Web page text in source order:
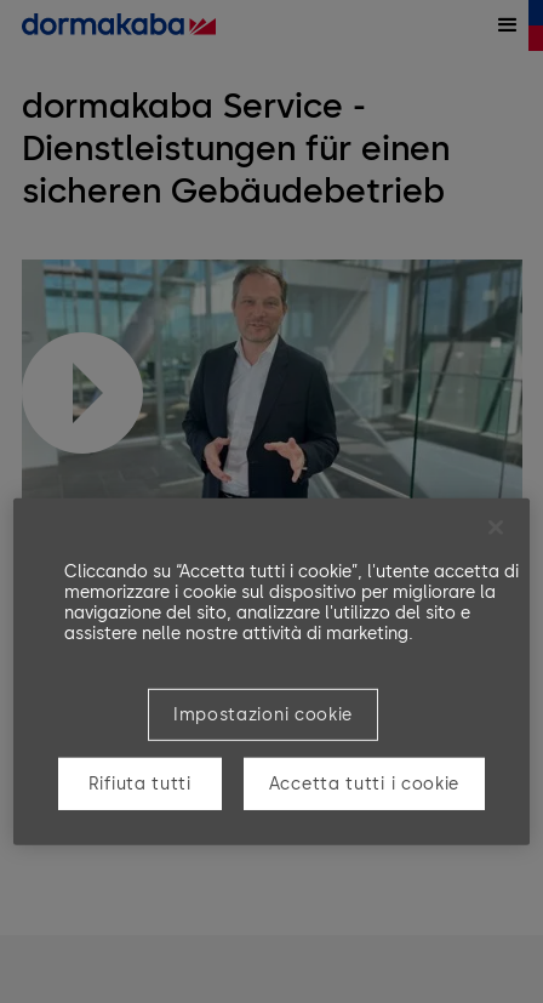
dormakaba Service -
Dienstleistungen für einen
sicheren Gebäudebetrieb
As said in the video:
Bauszus, Global Business Owner Services und Thomas
Stadtmüller, Leiter Service und Montage Laufzeit: 15 Minuten
Cliccando su “Accetta tutti i cookie”, l'utente accetta di
memorizzare i cookie sul dispositivo per migliorare la
navigazione del sito, analizzare l'utilizzo del sito e
assistere nelle nostre attività di marketing.
Impostazioni cookie
Rifiuta tutti Accetta tutti i cookie